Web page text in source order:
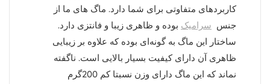
کاربردهای متفاوتی برای شما دارد. ماگ های ما از
جنس سرامیک بوده و ظاهری زیبا و فانتزی دارد.
ساختار این ماگ به گونه‌ای بوده که علاوه بر زیبایی
ظاهری آن دارای کیفیت بسیار بالایی است. ناگفته
نماند که این ماگ دارای وزن نسبتا کم 200گرم